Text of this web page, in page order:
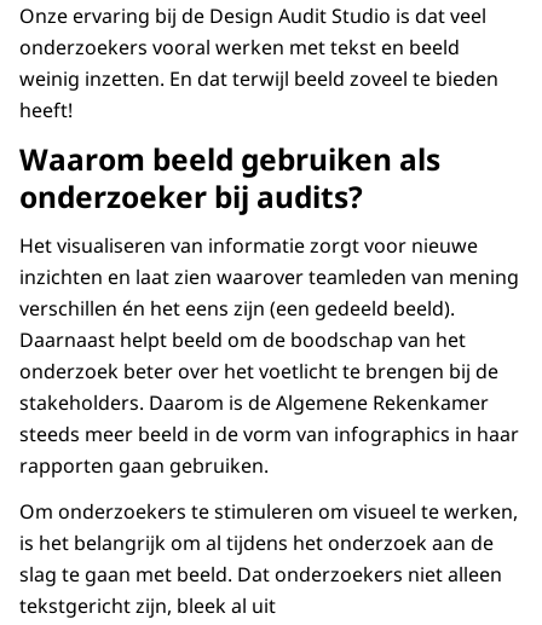
Onze ervaring bij de Design Audit Studio is dat veel
onderzoekers vooral werken met tekst en beeld
weinig inzetten. En dat terwijl beeld zoveel te bieden
heeft!
Waarom beeld gebruiken als
onderzoeker bij audits?
Het visualiseren van informatie zorgt voor nieuwe
inzichten en laat zien waarover teamleden van mening
verschillen én het eens zijn (een gedeeld beeld).
Daarnaast helpt beeld om de boodschap van het
onderzoek beter over het voetlicht te brengen bij de
stakeholders. Daarom is de Algemene Rekenkamer
steeds meer beeld in de vorm van infographics in haar
rapporten gaan gebruiken.
Om onderzoekers te stimuleren om visueel te werken,
is het belangrijk om al tijdens het onderzoek aan de
slag te gaan met beeld. Dat onderzoekers niet alleen
tekstgericht zijn, bleek al uit